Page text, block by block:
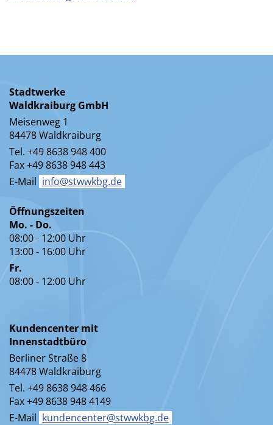
Stadtwerke
Waldkraiburg GmbH
Meisenweg 1
84478 Waldkraiburg
Tel. +49 8638 948 400
Fax +49 8638 948 443
E-Mail info@stwwkbg.de
Öffnungszeiten
Mo. - Do.
08:00 - 12:00 Uhr
13:00 - 16:00 Uhr
Fr.
08:00 - 12:00 Uhr
Kundencenter mit
Innenstadtbüro
Berliner Straße 8
84478 Waldkraiburg
Tel. +49 8638 948 466
Fax +49 8638 948 4149
E-Mail kundencenter@stwwkbg.de